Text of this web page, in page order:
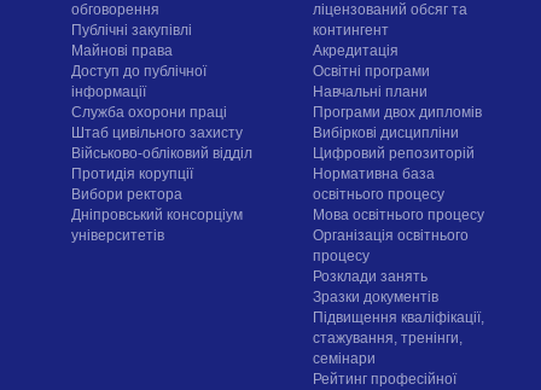
обговорення
Публічні закупівлі
Майнові права
Доступ до публічної
інформації
Служба охорони праці
Штаб цивільного захисту
Військово-обліковий відділ
Протидія корупції
Вибори ректора
Дніпровський консорціум
університетів
ліцензований обсяг та
контингент
Акредитація
Освітні програми
Навчальні плани
Програми двох дипломів
Вибіркові дисципліни
Цифровий репозиторій
Нормативна база
освітнього процесу
Мова освітнього процесу
Організація освітнього
процесу
Розклади занять
Зразки документів
Підвищення кваліфікації,
стажування, тренінги,
семінари
Рейтинг професійної